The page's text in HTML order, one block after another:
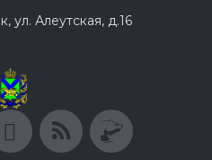
ул. Алеутская, д.16